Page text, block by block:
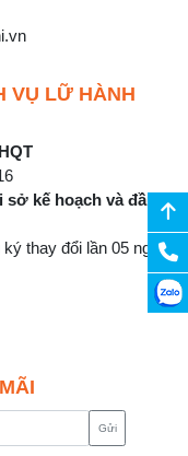
VỤ LỮ HÀNH
kế hoạch và đầu
thay đổi lần 05 ngày
Gửi